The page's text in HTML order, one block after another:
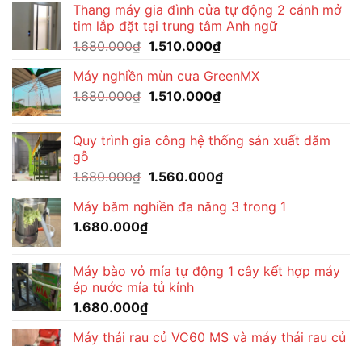
là:
1.680.000₫.
tại
là:
1.510.000₫.
Thang máy gia đình cửa tự động 2 cánh mở
tim lắp đặt tại trung tâm Anh ngữ
1.680.000₫ Giá
là:
1.680.000₫.
1.510.000₫Giá
tại
là:
Máy nghiền mùn cưa GreenMX
1.680.000₫ Giá
1.680.000₫.
1.510.000₫Giá
là:
Quy trình gia công hệ thống sản xuất dăm
gỗ
1.680.000₫ Giá
là:
1.680.000₫.
1.560.000₫Giá
tại
Máy băm nghiền đa năng 3 trong 1
1.680.000₫
Máy bào vỏ mía tự động 1 cây kết hợp máy
ép nước mía tủ kính
1.680.000₫
Máy thái rau củ VC60 MS và máy thái rau củ